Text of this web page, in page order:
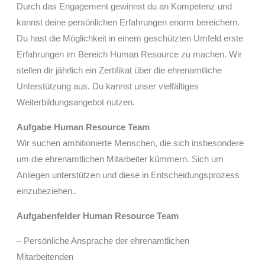
Durch das Engagement gewinnst du an Kompetenz und
kannst deine persönlichen Erfahrungen enorm bereichern.
Du hast die Möglichkeit in einem geschützten Umfeld erste
Erfahrungen im Bereich Human Resource zu machen. Wir
stellen dir jährlich ein Zertifikat über die ehrenamtliche
Unterstützung aus. Du kannst unser vielfältiges
Weiterbildungsangebot nutzen.
Aufgabe Human Resource Team
Wir suchen ambitionierte Menschen, die sich insbesondere
um die ehrenamtlichen Mitarbeiter kümmern. Sich um
Anliegen unterstützen und diese in Entscheidungsprozess
einzubeziehen..
Aufgabenfelder Human Resource Team
– Persönliche Ansprache der ehrenamtlichen
Mitarbeitenden